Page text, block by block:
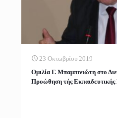
23 Οκτωβρίου 2019
Oμιλία Γ. Μπαμπινιώτη στο
Προώθηση τής Εκπαιδευτικής